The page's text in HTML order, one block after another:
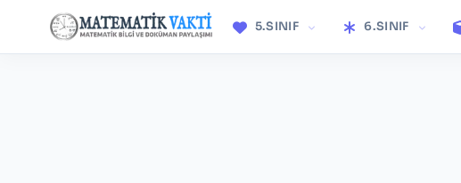
5.SINIF 6.SINIF